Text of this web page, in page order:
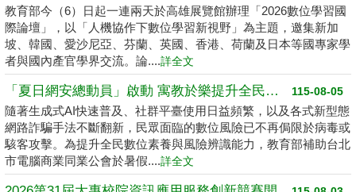
教育部今（6）日起一連兩天於高雄展覽館辦理「2026數位學習國
際論壇」，以「人機協作下數位學習新視野」為主題，邀集新加
坡、韓國、愛沙尼亞、芬蘭、英國、香港、荷蘭及日本等國專家學
者與國內產官學界交流。論....詳全文
115-08-05
「夏日網安總動員」啟動 寓教於樂提升全民數位素養
隨著生成式AI快速普及、社群平臺使用日益頻繁，以及各式新型態
網路詐騙手法不斷翻新，民眾面臨的數位風險已不再侷限於病毒或
駭客攻擊。為提升全民數位素養與風險辨識能力，教育部補助台北
市電腦商業同業公會於暑假....詳全文